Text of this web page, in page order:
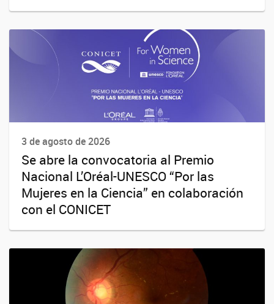
3 de agosto de 2026
Se abre la convocatoria al Premio
Nacional L’Oréal-UNESCO “Por las
Mujeres en la Ciencia” en colaboración
con el CONICET